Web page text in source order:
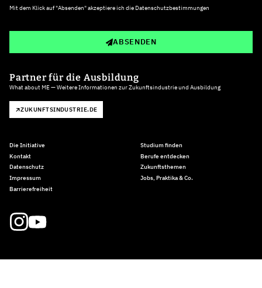
Mit dem Klick auf "Absenden" akzeptiere ich die Datenschutzbestimmungen
ABSENDEN
Partner für die Ausbildung
What about ME — Weitere Informationen zur Zukunftsindustrie und Ausbildung
ZUKUNFTSINDUSTRIE.DE
Die Initiative
Kontakt
Datenschutz
Impressum
Barrierefreiheit
Studium finden
Berufe entdecken
Zukunftsthemen
Jobs, Praktika & Co.